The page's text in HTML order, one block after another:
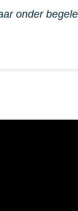
onder